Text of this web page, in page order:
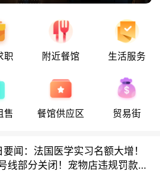
职 附近餐馆 生活服务
售 餐馆供应区 贸易街
要闻：法国医学实习名额大增！
铁音乐家海选启动！
线部分关闭！宠物店违规罚款出